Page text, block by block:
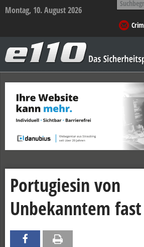
Montag, 10. August 2026
nach:
–
Das
Sicherheitsportal
Zum
Inhalt
springen
Portugiesin von
Unbekanntem